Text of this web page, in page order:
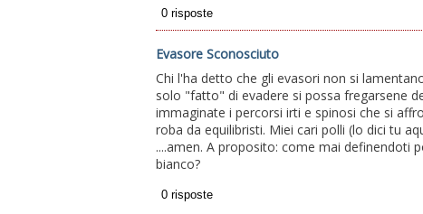
Evasore Sconosciuto
Chi l'ha detto che gli evasori non si
solo "fatto" di evadere si possa fregarsene
immaginate i percorsi irti e spinosi che si
roba da equilibristi. Miei cari polli (lo dici tu
....amen. A proposito: come mai definendoti
bianco?